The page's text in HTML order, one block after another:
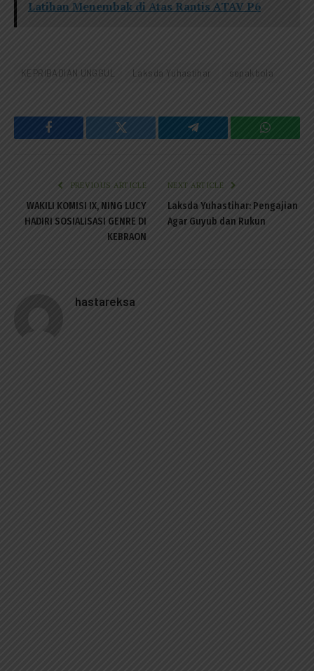
Latihan Menembak di Atas Rantis ATAV P6
KEPRIBADIAN UNGGUL Laksda Yuhastihar sepakbola
Facebook Twitter Telegram
PREVIOUS ARTICLE
WAKILI KOMISI IX, NING LUCY
HADIRI SOSIALISASI GENRE DI
KEBRAON
NEXT ARTICLE
Laksda Yuhastihar: Pengajian
Agar Guyub dan Rukun
hastareksa